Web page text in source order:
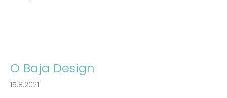
O Baja Design
15.8.2021